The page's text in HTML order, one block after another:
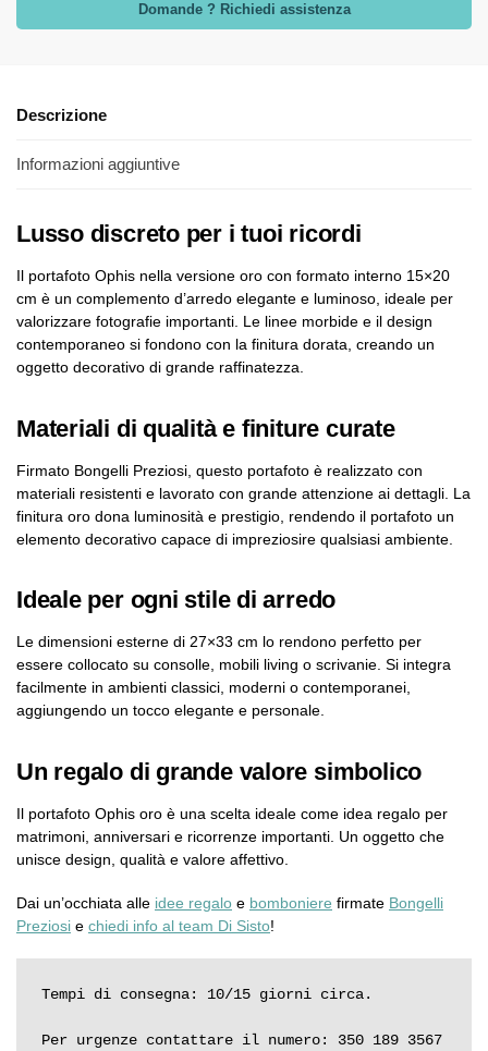
Domande ? Richiedi assistenza
Descrizione
Informazioni aggiuntive
Lusso discreto per i tuoi ricordi
Il portafoto Ophis nella versione oro con formato interno 15×20
cm è un complemento d’arredo elegante e luminoso, ideale per
valorizzare fotografie importanti. Le linee morbide e il design
contemporaneo si fondono con la finitura dorata, creando un
oggetto decorativo di grande raffinatezza.
Materiali di qualità e finiture curate
Firmato Bongelli Preziosi, questo portafoto è realizzato con
materiali resistenti e lavorato con grande attenzione ai dettagli. La
finitura oro dona luminosità e prestigio, rendendo il portafoto un
elemento decorativo capace di impreziosire qualsiasi ambiente.
Ideale per ogni stile di arredo
Le dimensioni esterne di 27×33 cm lo rendono perfetto per
essere collocato su consolle, mobili living o scrivanie. Si integra
facilmente in ambienti classici, moderni o contemporanei,
aggiungendo un tocco elegante e personale.
Un regalo di grande valore simbolico
Il portafoto Ophis oro è una scelta ideale come idea regalo per
matrimoni, anniversari e ricorrenze importanti. Un oggetto che
unisce design, qualità e valore affettivo.
Dai un’occhiata alle idee regalo e bomboniere firmate Bongelli
Preziosi e chiedi info al team Di Sisto!
Tempi di consegna: 10/15 giorni circa.
Per urgenze contattare il numero: 350 189 3567